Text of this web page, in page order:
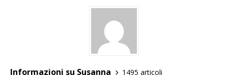
Informazioni su Susanna
1495 articoli